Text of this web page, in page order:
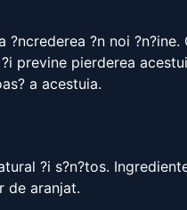
?n noi ?n?ine.
previne pierderea
a acestuia.
?i s?n?tos.
de aranjat.